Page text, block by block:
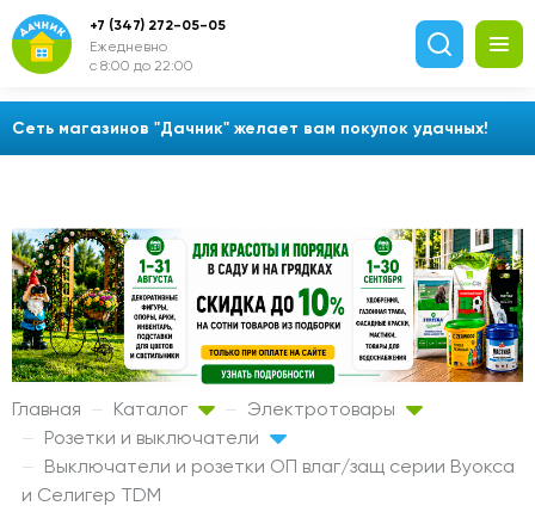
Сеть магазинов "Дачник" желает вам покупок удачных!
+7 (347) 272-05-05
Ежедневно
с 8:00 до 22:00
Главная Каталог
Электротовары
Розетки и выключатели
Выключатели и розетки ОП влаг/защ серии Вуокса
и Селигер TDM